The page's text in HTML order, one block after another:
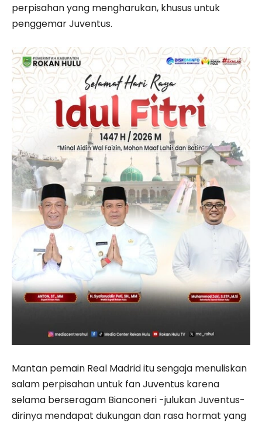
perpisahan yang mengharukan, khusus untuk
penggemar Juventus.
Mantan pemain Real Madrid itu sengaja menuliskan
salam perpisahan untuk fan Juventus karena
selama berseragam Bianconeri -julukan Juventus-
dirinya mendapat dukungan dan rasa hormat yang